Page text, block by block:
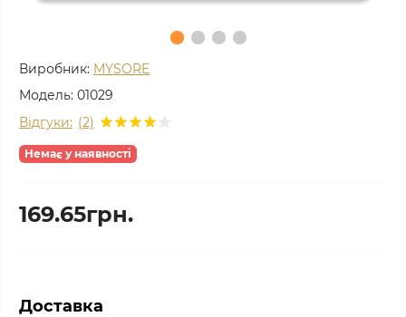
Виробник: MYSORE
Модель: 01029
Відгуки: (2)
Немає у наявності
169.65грн.
Доставка